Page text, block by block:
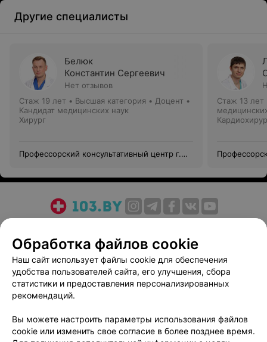
Другие специалисты
Белюк
Константин Сергеевич
Нет отзывов
Стаж 19 лет • Высшая категория • Доцент •
Кандидат медицинских наук
Хирург
Профессорский консультативный центр г.
Стаж 13 лет
Медицинский маркетинг
Публичный договор
Пользовательское соглашение
Способы оплаты
Вакансии
Партнеры
Написать руководителю 103.by
Персональные настройки cookie
Обработка файлов cookie
Наш сайт использует файлы cookie для обеспечения
удобства пользователей сайта, его улучшения, сбора
статистики и предоставления персонализированных
рекомендаций.
Вы можете настроить параметры использования файлов
cookie или изменить свое согласие в более позднее время.